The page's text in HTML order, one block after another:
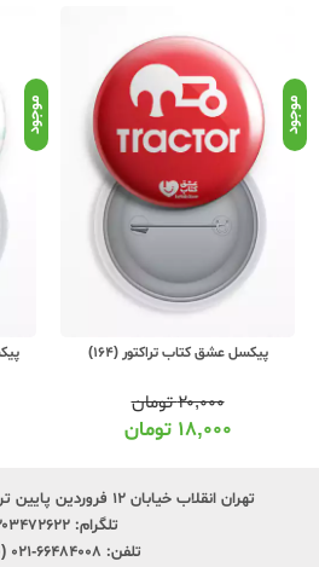
موجود
پیکسل عشق کتاب تراکتور (164)
۲۰,۰۰۰تومان
۱۸,۰۰۰ تومان
موجود
تهران انقلاب خیابان ۱۲ فروردین پایین تر از وحید نظری پلاک ۲۴۹
تلگرام:
تلفن: ۶۶۴۸۴۰۰۸-۰۲۱ (۲۰ خط)